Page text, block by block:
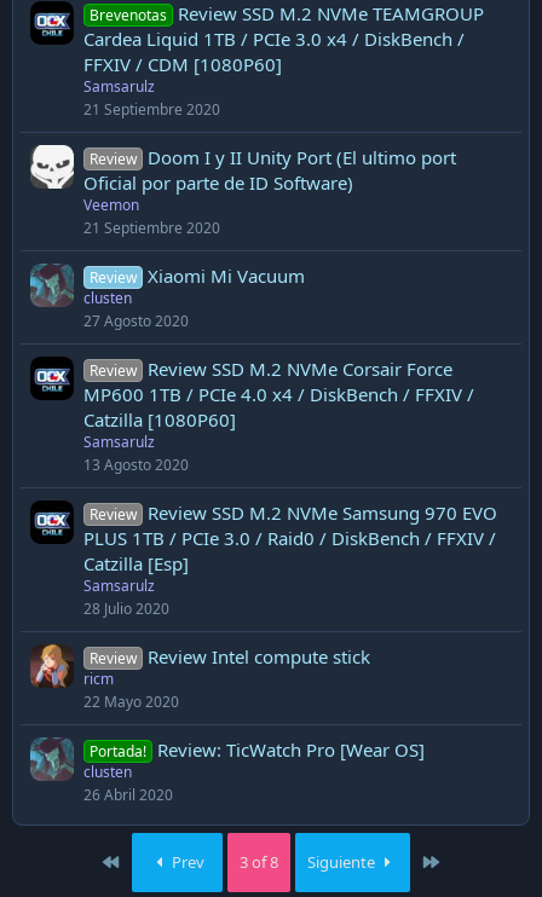
Brevenotas Review SSD M.2 NVMe TEAMGROUP
Cardea Liquid 1TB / PCIe 3.0 x4 / DiskBench /
FFXIV / CDM [1080P60]
Samsarulz
21 Septiembre 2020
Review Doom I y II Unity Port (El ultimo port
Oficial por parte de ID Software)
Veemon
21 Septiembre 2020
Review Xiaomi Mi Vacuum
clusten
27 Agosto 2020
Review Review SSD M.2 NVMe Corsair Force
MP600 1TB / PCIe 4.0 x4 / DiskBench / FFXIV /
Catzilla [1080P60]
Samsarulz
13 Agosto 2020
Review Review SSD M.2 NVMe Samsung 970 EVO
PLUS 1TB / PCIe 3.0 / Raid0 / DiskBench / FFXIV /
Catzilla [Esp]
Samsarulz
28 Julio 2020
Review Review Intel compute stick
ricm
22 Mayo 2020
Portada! Review: TicWatch Pro [Wear OS]
clusten
26 Abril 2020
First Prev 3 of 8 Siguiente